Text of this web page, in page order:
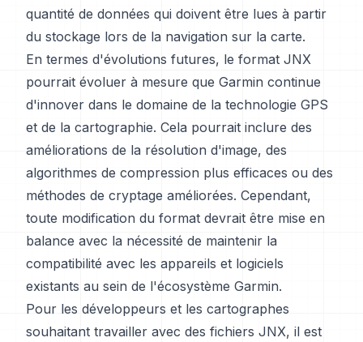
quantité de données qui doivent être lues à partir
du stockage lors de la navigation sur la carte.
En termes d'évolutions futures, le format JNX
pourrait évoluer à mesure que Garmin continue
d'innover dans le domaine de la technologie GPS
et de la cartographie. Cela pourrait inclure des
améliorations de la résolution d'image, des
algorithmes de compression plus efficaces ou des
méthodes de cryptage améliorées. Cependant,
toute modification du format devrait être mise en
balance avec la nécessité de maintenir la
compatibilité avec les appareils et logiciels
existants au sein de l'écosystème Garmin.
Pour les développeurs et les cartographes
souhaitant travailler avec des fichiers JNX, il est